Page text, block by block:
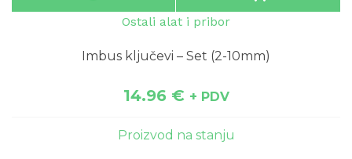
Ostali alat i pribor
Imbus ključevi – Set (2-10mm)
14.96 € + PDV
Proizvod na stanju